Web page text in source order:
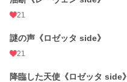
21
謎の声《ロゼッタ side》
21
降臨した天使《ロゼッタ side》